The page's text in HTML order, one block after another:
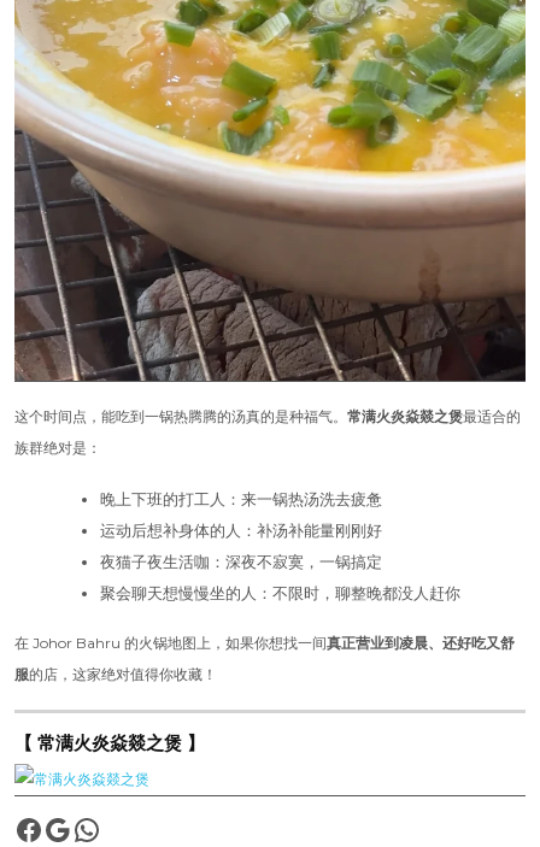
这个时间点，能吃到一锅热腾腾的汤真的是种福气。 常满火炎焱燚之煲最适合的
族群绝对是：
晚上下班的打工人：来一锅热汤洗去疲惫
运动后想补身体的人：补汤补能量刚刚好
夜猫子夜生活咖：深夜不寂寞，一锅搞定
聚会聊天想慢慢坐的人：不限时，聊整晚都没人赶你
在 Johor Bahru 的火锅地图上，如果你想找一间真正营业到凌晨、还好吃又舒
服的店，这家绝对值得你收藏！
【 常满火炎焱燚之煲 】
Facebook
Google
WhatsApp